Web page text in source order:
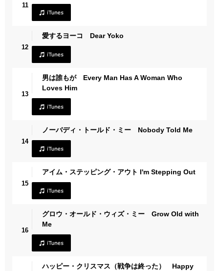
11
12
愛するヨーコ Dear Yoko
13
男は誰もが Every Man Has A Woman Who
Loves Him
14
ノーバディ・トールド・ミー Nobody Told Me
15
アイム・ステッピング・アウト I'm Stepping Out
16
グロウ・オールド・ウィズ・ミー Grow Old with
Me
ハッピー・クリスマス（戦争は終った） Happy